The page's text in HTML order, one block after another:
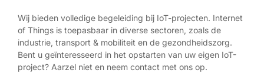
Wij bieden volledige begeleiding bij IoT-projecten. Internet
of Things is toepasbaar in diverse sectoren, zoals de
industrie, transport & mobiliteit en de gezondheidszorg.
Bent u geïnteresseerd in het opstarten van uw eigen IoT-
project? Aarzel niet en neem contact met ons op.